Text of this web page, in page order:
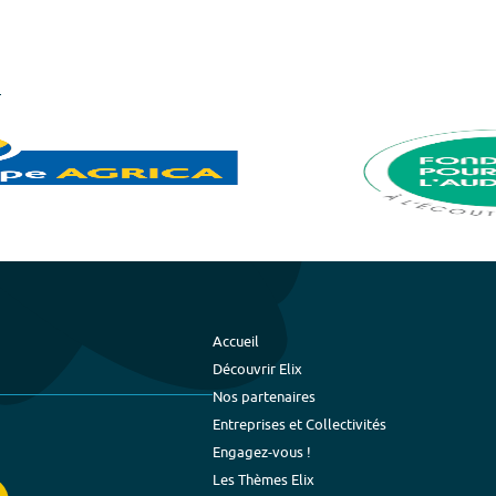
Accueil
Découvrir Elix
Nos partenaires
Entreprises et Collectivités
Engagez-vous !
Les Thèmes Elix